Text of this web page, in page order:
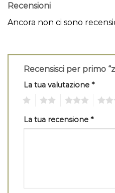
Recensioni
Ancora non ci sono
Recensisci per primo
La tua valutazione *
La tua recensione *